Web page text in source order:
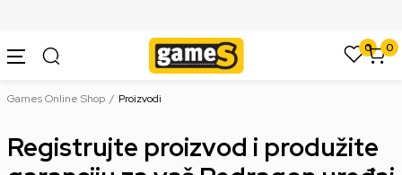
0 0
Games Online Shop Proizvodi
Registrujte proizvod i produžite